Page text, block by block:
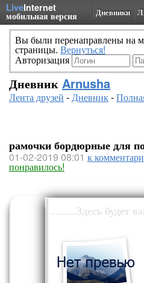
LiveInternet
мобильная версия Дневники
Вы были перенаправлены на
страницы. Вернуться!
Авторизация
Дневник Arnusha
Лента друзей -Дневник-
рамочки бордюрные для
01-02-2019 08:01 к
понравилось!
.........Здесь будет